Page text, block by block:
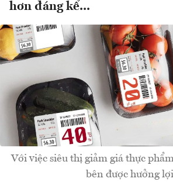
hơn đáng kể...
Với việc siêu thị giảm giá thực
bên được hưởng